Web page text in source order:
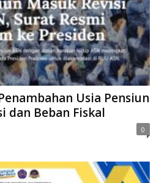
Usia Pensiun
dan Beban Fiskal
0